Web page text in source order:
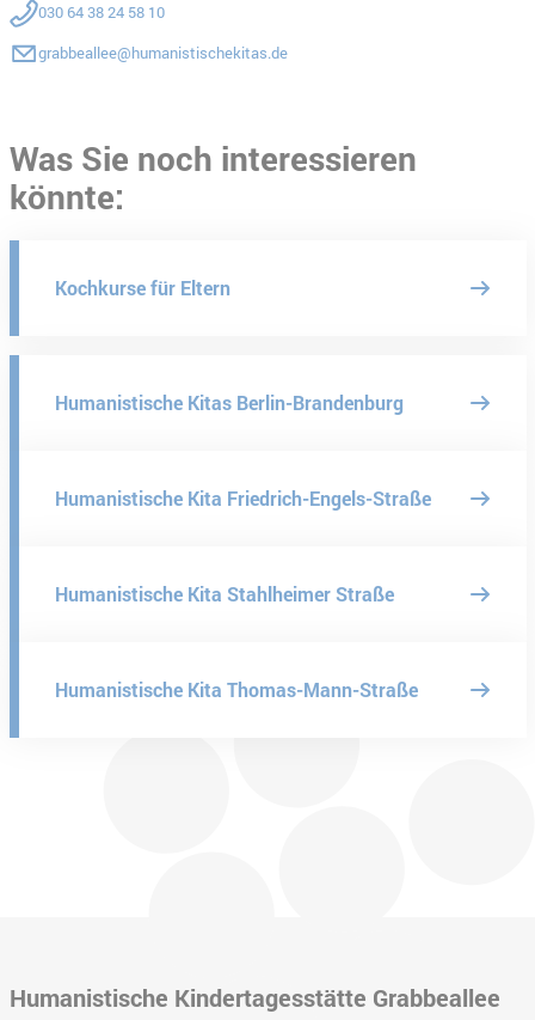
030 64 38 24 58 10
grabbeallee@humanistischekitas.de
Was Sie noch interessieren
könnte:
Kochkurse für Eltern
Humanistische Kitas Berlin-Brandenburg
Humanistische Kita Friedrich-Engels-Straße
Humanistische Kita Stahlheimer Straße
Humanistische Kita Thomas-Mann-Straße
Humanistische Kindertagesstätte Grabbeallee